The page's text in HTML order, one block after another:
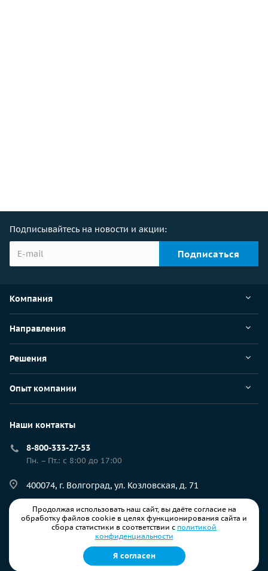
Подписывайтесь на новости и акции:
Компания
Направления
Решения
Опыт компании
Наши контакты
8-800-333-27-53
Пн. – Пт.: с 8:00 до 17:00
400074, г. Волгоград, ул. Козловская, д. 71
resp@ec-rs.ru
© 2026 ООО «ИЦ РЕГИОНАЛЬНЫЕ СИСТЕМЫ». Все права защищены.
Продолжая использовать наш сайт, вы даёте согласие на
обработку файлов cookie в целях функционирования сайта и
сбора статистики в соответствии с политикой
конфиденциальности
Я согласен